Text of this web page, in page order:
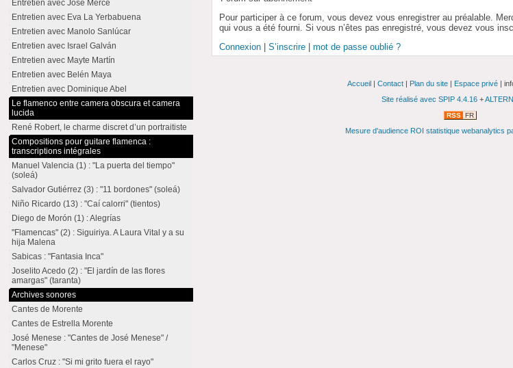
Pour participer à ce forum, vous devez vous enregistrer au préalable.
qui vous a été fourni. Si vous n’êtes pas enregistré, vous devez vous
Connexion |S’inscrire |mot de passe oublié ?
Entretien avec José Mercé
Entretien avec Eva La Yerbabuena
Entretien avec Manolo Sanlúcar
Entretien avec Israel Galván
Entretien avec Mayte Martín
Entretien avec Belén Maya
Entretien avec Dominique Abel
Le flamenco entre camera obscura et camera
lucida
René Robert, le charme discret d’un portraitiste
Compositions pour guitare flamenca :
transcriptions intégrales
Manuel Valencia (1) : "La puerta del tiempo"
(soleá)
Salvador Gutiérrez (3) : "11 bordones" (soleá)
Niño Ricardo (13) : "Caí calorri" (tientos)
Diego de Morón (1) : Alegrías
"Flamencas" (2) : Siguiriya. A Laura Vital y a su
hija Malena
Sabicas : "Fantasia Inca"
Joselito Acedo (2) : "El jardín de las flores
amargas" (taranta)
Archives sonores
Cantes de Morente
Cantes de Estrella Morente
José Menese : "Cantes de José Menese" /
"Menese"
Carlos Cruz : "Si mi grito fuera el rayo"
Accueil| Contact| Plan du site| Espace privé|
Site réalisé avec SPIP 4.4.16 +
RSS FR
Mesure d'audience ROI statistique webanalytics